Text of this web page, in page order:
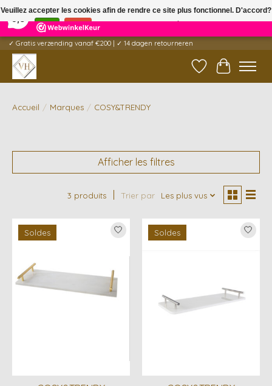
5 Reviews ×
✓ Gratis verzending vanaf €200 | ✓ 14 dagen retourneren
Liste dePanier
Accueil / Marques / COSY&TRENDY
Afficher les filtres
3 produits Trier par Les plus vus
Soldes Soldes
Veuillez accepter les cookies afin de rendre ce site plus fonctionnel. D'accord?
Oui
Non En savoir plus sur les témoins (cookies) »